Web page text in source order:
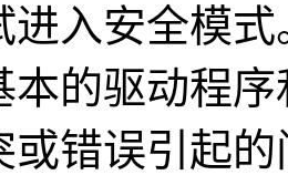
进入安全模
本的驱动程
或错误引起